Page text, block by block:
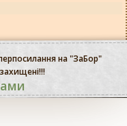
на "ЗаБор"